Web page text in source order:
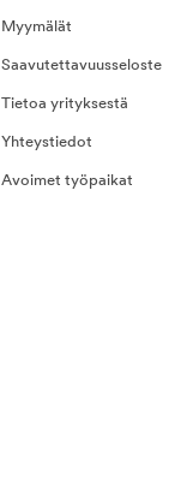
Myymälät
Saavutettavuusseloste
Tietoa yrityksestä
Yhteystiedot
Avoimet työpaikat